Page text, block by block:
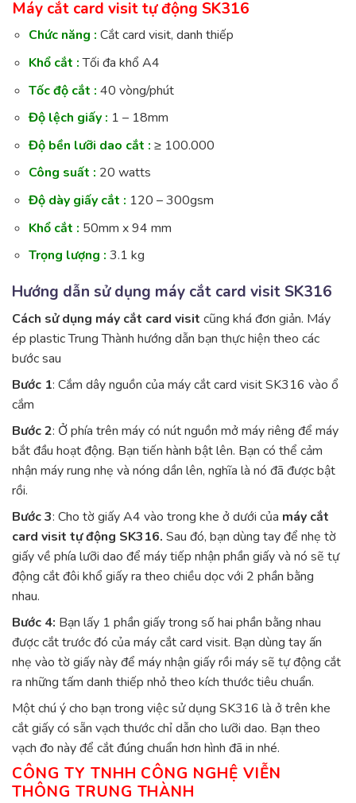
Máy cắt card visit tự động SK316
Chức năng : Cắt card visit, danh thiếp
Khổ cắt : Tối đa khổ A4
Tốc độ cắt : 40 vòng/phút
Độ lệch giấy : 1 – 18mm
Độ bền lưỡi dao cắt : ≥ 100.000
Công suất : 20 watts
Độ dày giấy cắt : 120 – 300gsm
Khổ cắt : 50mm x 94 mm
Trọng lượng : 3.1 kg
Hướng dẫn sử dụng máy cắt card visit SK316
Cách sử dụng máy cắt card visit cũng khá đơn giản. Máy
ép plastic Trung Thành hướng dẫn bạn thực hiện theo các
bước sau
Bước 1: Cắm dây nguồn của máy cắt card visit SK316 vào ổ
cắm
Bước 2: Ở phía trên máy có nút nguồn mở máy riêng để máy
bắt đầu hoạt động. Bạn tiến hành bật lên. Bạn có thể cảm
nhận máy rung nhẹ và nóng dần lên, nghĩa là nó đã được bật
rồi.
Bước 3: Cho tờ giấy A4 vào trong khe ở dưới của máy cắt
card visit tự động SK316. Sau đó, bạn dùng tay để nhẹ tờ
giấy về phía lưỡi dao để máy tiếp nhận phần giấy và nó sẽ tự
động cắt đôi khổ giấy ra theo chiều dọc với 2 phần bằng
nhau.
Bước 4: Bạn lấy 1 phần giấy trong số hai phần bằng nhau
được cắt trước đó của máy cắt card visit. Bạn dùng tay ấn
nhẹ vào tờ giấy này để máy nhận giấy rồi máy sẽ tự động cắt
ra những tấm danh thiếp nhỏ theo kích thước tiêu chuẩn.
Một chú ý cho bạn trong việc sử dụng SK316 là ở trên khe
cắt giấy có sẵn vạch thước chỉ dẫn cho lưỡi dao. Bạn theo
vạch đo này để cắt đúng chuẩn hơn hình đã in nhé.
CÔNG TY TNHH CÔNG NGHỆ VIỄN
THÔNG TRUNG THÀNH